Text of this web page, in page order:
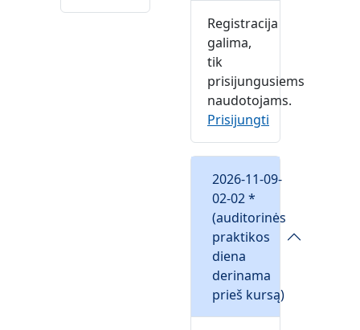
Registracija
galima,
tik
prisijungusiems
naudotojams.
Prisijungti
2026-11-09-
02-02 *
(auditorinės
praktikos
diena
derinama
prieš kursą)